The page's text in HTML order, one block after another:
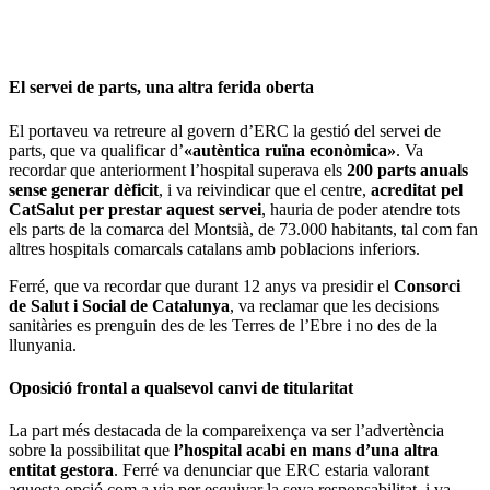
El servei de parts, una altra ferida oberta
El portaveu va retreure al govern d’ERC la gestió del servei de
parts, que va qualificar d’«autèntica ruïna econòmica». Va
recordar que anteriorment l’hospital superava els 200 parts anuals
sense generar dèficit, i va reivindicar que el centre, acreditat pel
CatSalut per prestar aquest servei, hauria de poder atendre tots
els parts de la comarca del Montsià, de 73.000 habitants, tal com fan
altres hospitals comarcals catalans amb poblacions inferiors.
Ferré, que va recordar que durant 12 anys va presidir el Consorci
de Salut i Social de Catalunya, va reclamar que les decisions
sanitàries es prenguin des de les Terres de l’Ebre i no des de la
llunyania.
Oposició frontal a qualsevol canvi de titularitat
La part més destacada de la compareixença va ser l’advertència
sobre la possibilitat que l’hospital acabi en mans d’una altra
entitat gestora. Ferré va denunciar que ERC estaria valorant